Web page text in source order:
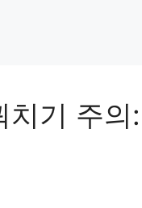
기 주